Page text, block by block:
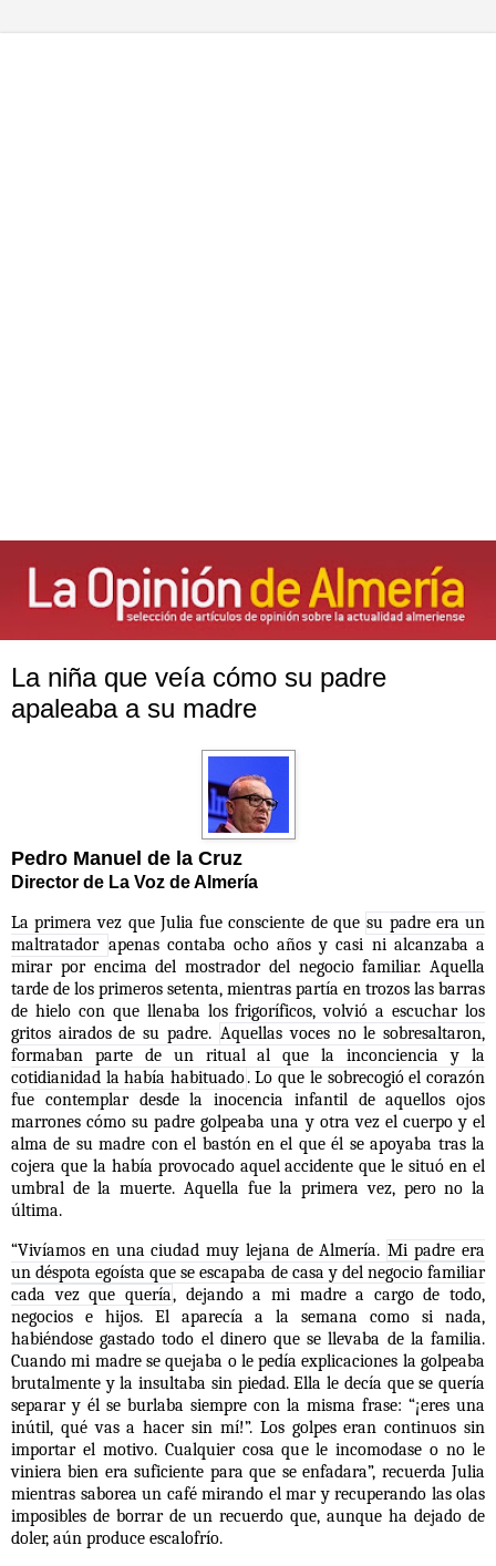
La niña que veía cómo su padre
apaleaba a su madre
Pedro Manuel de la Cruz
Director de La Voz de Almería
La primera vez que Julia fue consciente de que su padre era un
maltratador apenas contaba ocho años y casi ni alcanzaba a
mirar por encima del mostrador del negocio familiar. Aquella
tarde de los primeros setenta, mientras partía en trozos las barras
de hielo con que llenaba los frigoríficos, volvió a escuchar los
gritos airados de su padre. Aquellas voces no le sobresaltaron,
formaban parte de un ritual al que la inconciencia y la
cotidianidad la había habituado. Lo que le sobrecogió el corazón
fue contemplar desde la inocencia infantil de aquellos ojos
marrones cómo su padre golpeaba una y otra vez el cuerpo y el
alma de su madre con el bastón en el que él se apoyaba tras la
cojera que la había provocado aquel accidente que le situó en el
umbral de la muerte. Aquella fue la primera vez, pero no la
última.
“Vivíamos en una ciudad muy lejana de Almería. Mi padre era
un déspota egoísta que se escapaba de casa y del negocio familiar
cada vez que quería, dejando a mi madre a cargo de todo,
negocios e hijos. El aparecía a la semana como si nada,
habiéndose gastado todo el dinero que se llevaba de la familia.
Cuando mi madre se quejaba o le pedía explicaciones la golpeaba
brutalmente y la insultaba sin piedad. Ella le decía que se quería
separar y él se burlaba siempre con la misma frase: “¡eres una
inútil, qué vas a hacer sin mí!”. Los golpes eran continuos sin
importar el motivo. Cualquier cosa que le incomodase o no le
viniera bien era suficiente para que se enfadara”, recuerda Julia
mientras saborea un café mirando el mar y recuperando las olas
imposibles de borrar de un recuerdo que, aunque ha dejado de
doler, aún produce escalofrío.